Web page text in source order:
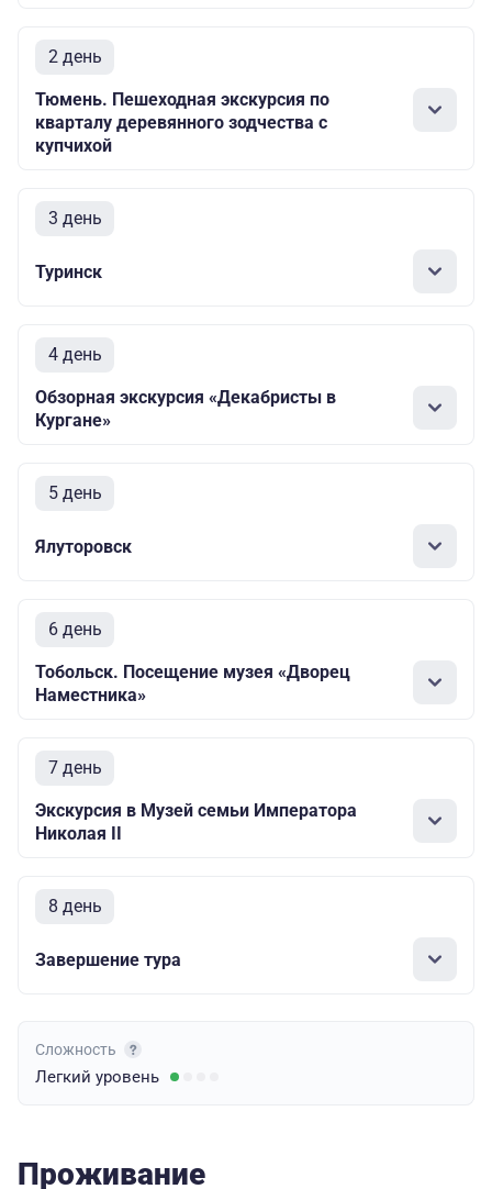
2 день
Тюмень. Пешеходная экскурсия по
кварталу деревянного зодчества с
купчихой
3 день
Туринск
4 день
Обзорная экскурсия «Декабристы в
Кургане»
5 день
Ялуторовск
6 день
Тобольск. Посещение музея «Дворец
Наместника»
7 день
Экскурсия в Музей семьи Императора
Николая II
8 день
Завершение тура
Сложность
Легкий уровень
Проживание